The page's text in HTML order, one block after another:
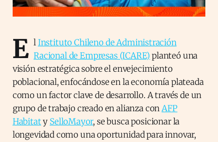
E lInstituto Chileno de Administración
Racional de Empresas (ICARE) planteó una
visión estratégica sobre el envejecimiento
poblacional, enfocándose en la economía plateada
como un factor clave de desarrollo. A través de un
grupo de trabajo creado en alianza conAFP
Habitaty SelloMayor, se busca posicionar la
longevidad como una oportunidad para innovar,